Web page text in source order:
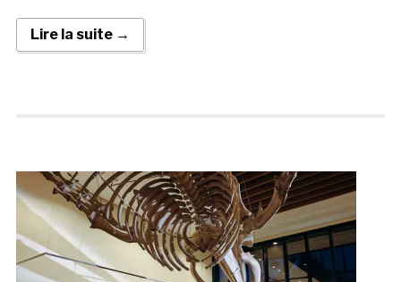
Lire la suite →